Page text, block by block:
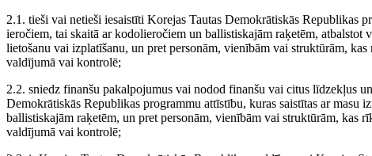
2.1. tieši vai netieši iesaistīti Korejas Tautas Demokrātiskās Republikas
ieročiem, tai skaitā ar kodolieročiem un ballistiskajām raķetēm, atbalstot
lietošanu vai izplatīšanu, un pret personām, vienībām vai struktūrām,
valdījumā vai kontrolē;
2.2. sniedz finanšu pakalpojumus vai nodod finanšu vai citus līdzekļus
Demokrātiskās Republikas programmu attīstību, kuras saistītas ar masu
ballistiskajām raķetēm, un pret personām, vienībām vai struktūrām, kas
valdījumā vai kontrolē;